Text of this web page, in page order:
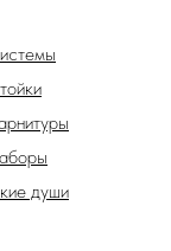
души